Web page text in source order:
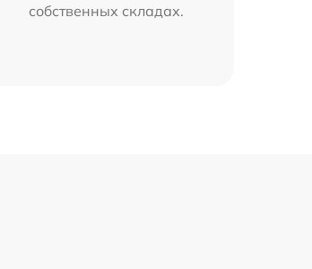
собственных складах.